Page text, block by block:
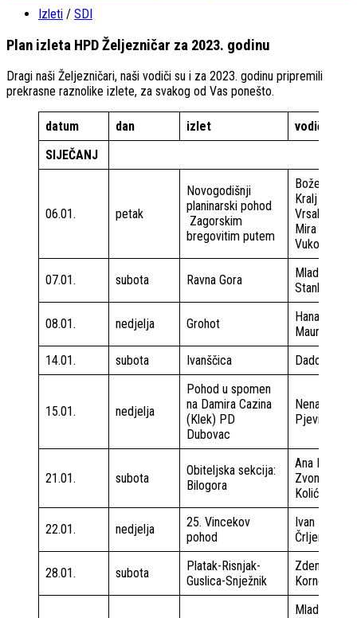
Izleti / SDI
Plan izleta HPD Željezničar za 2023. godinu
Dragi naši Željezničari, naši vodiči su i za 2023. godinu pripremili
prekrasne raznolike izlete, za svakog od Vas ponešto.
datum dan izlet
vodič
SIJEČANJ
06.01. petak
Novogodišnji
planinarski pohod
Zagorskim
bregovitim putem
Božena
Kralj
Vrsalović
Mira
Vuković
07.01. subota Ravna Gora
Mladen
Stanković
08.01. nedjelja Grohot
Hana
Maurović
14.01.
subota Ivanščica Dado Ulipi
15.01. nedjelja
Pohod u spomen
na Damira Cazina
(Klek) PD
Dubovac
Nenad
Pjević
21.01. subota
Obiteljska sekcija:
Bilogora
Ana Milin
Zvonko
Kolić
22.01. nedjelja
25. Vincekov
pohod
Ivan
Črljenec
28.01. subota
Platak-Risnjak-
Guslica-Snježnik
Zdenko
Kornet
Mladen